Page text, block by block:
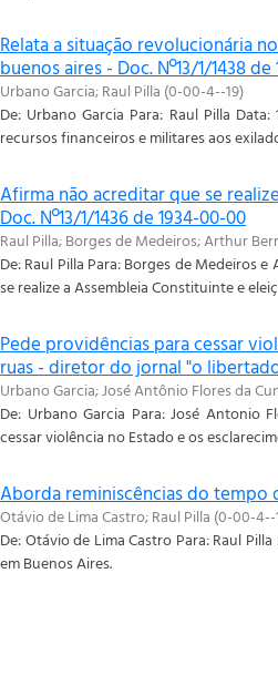
Relata a situação revolucionária
buenos aires - Doc. Nº13/1/1438
Urbano Garcia;Raul Pilla (0-00-4--19)
De: Urbano Garcia Para: Raul Pilla
recursos financeiros e militares aos
Afirma não acreditar que se
Doc. Nº13/1/1436 de 1934-00-00
Raul Pilla;Borges de Medeiros;Arthur
De: Raul Pilla Para: Borges de Medeiros
se realize a Assembleia Constituinte e
Pede providências para cessar
ruas - diretor do jornal "o
Urbano Garcia;José Antônio Flores da
De: Urbano Garcia Para: José Antonio
cessar violência no Estado e os
Aborda reminiscências do tempo
Otávio de Lima Castro;Raul Pilla (0-00-4--
De: Otávio de Lima Castro Para: Raul
em Buenos Aires.